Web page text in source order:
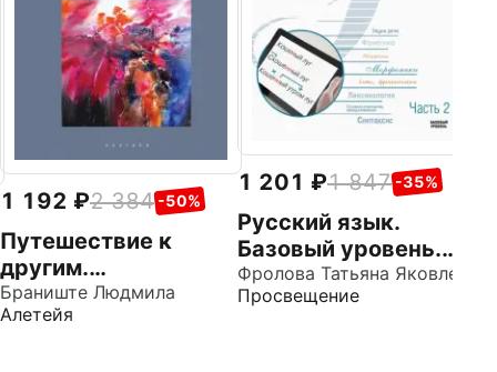
1 192 2 384 -50%
Путешествие к
другим.
Транскультурные
ценности и
Браниште Людмила
Алетейя
1 201 1 847 -35%
Русский язык.
Базовый уровень.
Учебник для СПО.
Часть 2
Просвещение